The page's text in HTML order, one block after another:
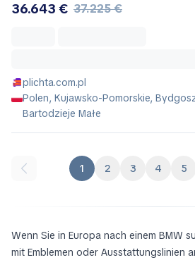
36.643 € 37.225 €
plichta.com.pl
Polen, Kujawsko-Pomorskie,
Bartodzieje Małe
1 2 3 4 5
Wenn Sie in Europa nach einem BMW
mit Emblemen oder Ausstattungslinien